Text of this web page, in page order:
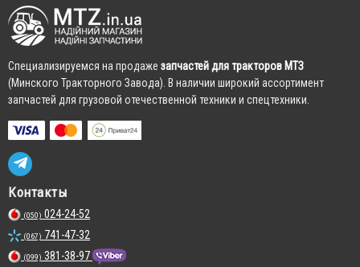
Cпециализируемся на продаже запчастей для тракторов МТЗ
(Минского Тракторного Завода). В наличии широкий ассортимент
запчастей для грузовой отечественной техники и спецтехники.
Контакты
(050) 024-24-52
(067) 741-47-32
(099) 381-38-97